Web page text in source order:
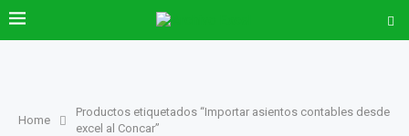
Home
Productos etiquetados “Importar asientos contables desde
excel al Concar”